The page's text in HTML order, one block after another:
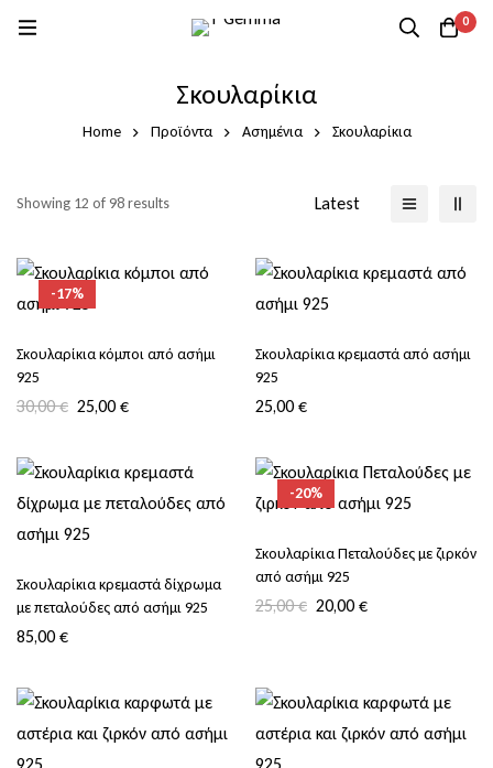
0
Σκουλαρίκια
Home Προϊόντα Ασημένια Σκουλαρίκια
Showing 12 of 98 results Latest
-17%
Σκουλαρίκια κόμποι από ασήμι
925
30,00€ 25,00€
Σκουλαρίκια κρεμαστά από ασήμι
925
25,00€
Σκουλαρίκια κρεμαστά δίχρωμα
με πεταλούδες από ασήμι 925
85,00€
-20%
Σκουλαρίκια Πεταλούδες με ζιρκόν
από ασήμι 925
25,00€ 20,00€